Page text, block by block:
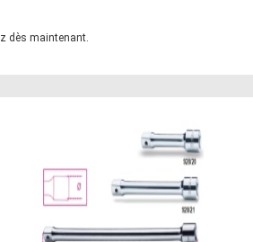
dès maintenant.